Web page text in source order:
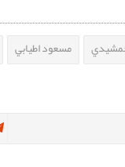
مسعود اطيابي